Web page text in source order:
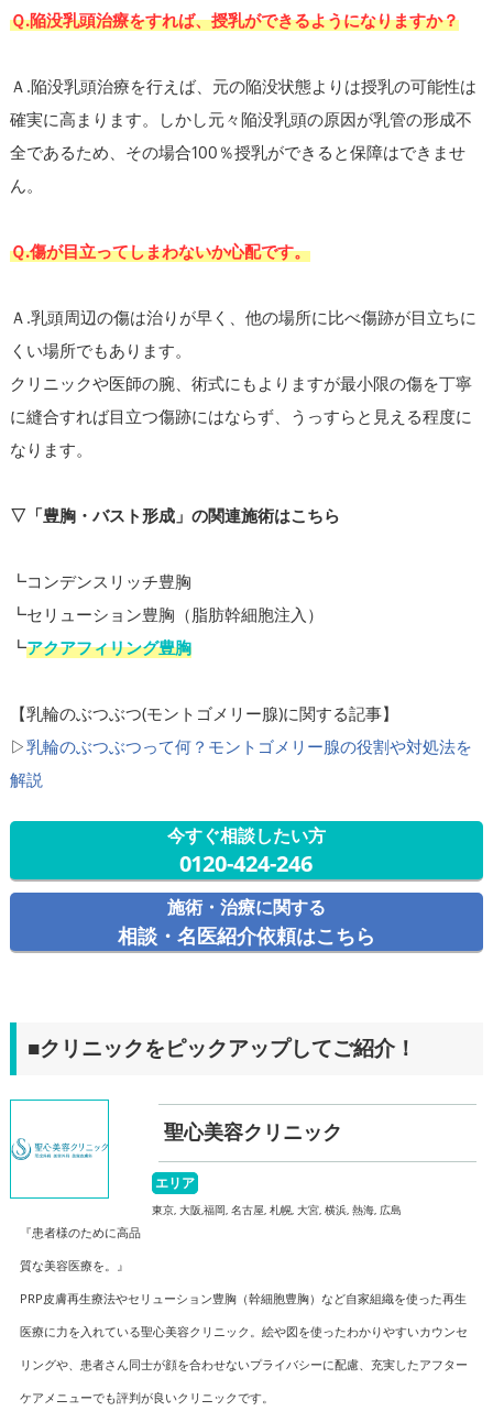
Ｑ.陥没乳頭治療をすれば、授乳ができるようになりますか？
Ａ.陥没乳頭治療を行えば、元の陥没状態よりは授乳の可能性は
確実に高まります。しかし元々陥没乳頭の原因が乳管の形成不
全であるため、その場合100％授乳ができると保障はできませ
ん。
Ｑ.傷が目立ってしまわないか心配です。
Ａ.乳頭周辺の傷は治りが早く、他の場所に比べ傷跡が目立ちに
くい場所でもあります。
クリニックや医師の腕、術式にもよりますが最小限の傷を丁寧
に縫合すれば目立つ傷跡にはならず、うっすらと見える程度に
なります。
▽「豊胸・バスト形成」の関連施術はこちら
┗コンデンスリッチ豊胸
┗セリューション豊胸（脂肪幹細胞注入）
┗アクアフィリング豊胸
【乳輪のぶつぶつ(モントゴメリー腺)に関する記事】
▷乳輪のぶつぶつって何？モントゴメリー腺の役割や対処法を
解説
今すぐ相談したい方
0120-424-246
施術・治療に関する
相談・名医紹介依頼はこちら
■クリニックをピックアップしてご紹介！
聖心美容クリニック
エリア
東京, 大阪,福岡, 名古屋, 札幌, 大宮, 横浜, 熱海, 広島
『患者様のために高品
質な美容医療を。』
PRP皮膚再生療法やセリューション豊胸（幹細胞豊胸）など自家組織を使った再生
医療に力を入れている聖心美容クリニック。絵や図を使ったわかりやすいカウンセ
リングや、患者さん同士が顔を合わせないプライバシーに配慮、充実したアフター
ケアメニューでも評判が良いクリニックです。